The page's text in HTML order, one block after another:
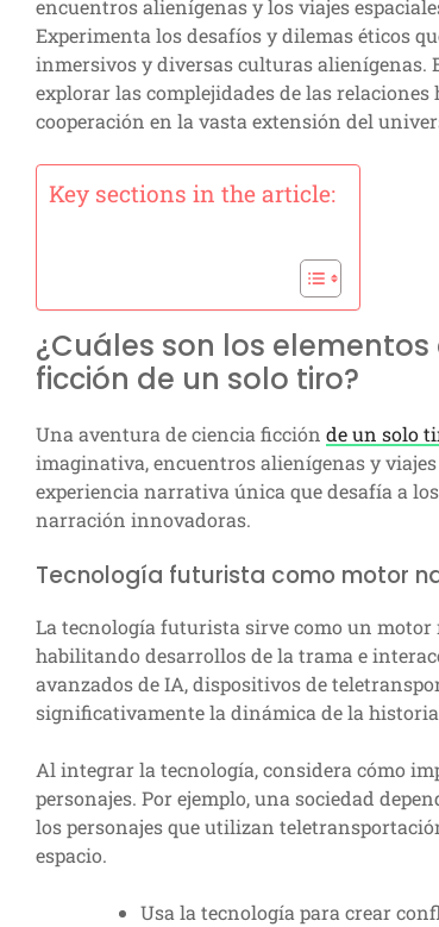
encuentros alienígenas y los viajes
Experimenta los desafíos y dilemas éticos
inmersivos y diversas culturas alienígenas.
explorar las complejidades de las
cooperación en la vasta extensión del
Key sections in the article:
¿Cuáles son los
ficción de un solo tiro?
Una aventura de ciencia ficción de un solo
imaginativa, encuentros alienígenas y
experiencia narrativa única que desafía a
narración innovadoras.
Tecnología futurista como motor
La tecnología futurista sirve como un
habilitando desarrollos de la trama e
avanzados de IA, dispositivos de
significativamente la dinámica de la
Al integrar la tecnología, considera cómo
personajes. Por ejemplo, una sociedad
los personajes que utilizan
espacio.
Usa la tecnología para crear